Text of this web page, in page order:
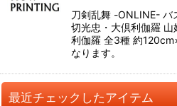
刀剣乱舞 -ONLINE- バ
切光忠・大倶利伽羅
利伽羅 全3種 約
なります。
最近チェックしたアイテム